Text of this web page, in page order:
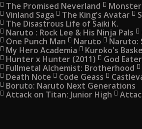
The Promised Neverland Monster
Vinland Saga
The King's Avatar
The Disastrous Life of Saiki K.
Naruto : Rock Lee & His Ninja Pals
One Punch Man
Naruto
Naruto:
My Hero Academia
Kuroko's
Hunter x Hunter (2011)
God Eater
Fullmetal Alchemist: Brotherhood
Death Note
Code Geass
Boruto: Naruto Next Generations
Attack on Titan: Junior High